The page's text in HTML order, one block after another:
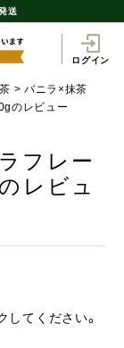
送
ログイン
バニラ×抹茶
のレビュー
フレー
レビュ
してください。